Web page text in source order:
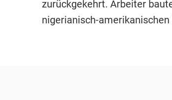
zurückgekehrt. Arbeiter
nigerianisch-